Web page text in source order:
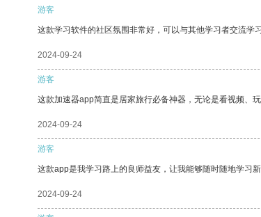
游客
这款学习软件的社区氛围非常好，可以与其他学习者交流学习
2024-09-24
游客
这款加速器app简直是居家旅行必备神器，无论是看视频、
2024-09-24
游客
这款app是我学习路上的良师益友，让我能够随时随地学习新
2024-09-24